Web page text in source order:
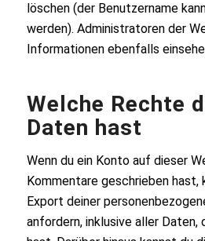
löschen (der Benutzername
werden). Administratoren der
Informationen ebenfalls
Welche Rechte
Daten hast
Wenn du ein Konto auf dieser
Kommentare geschrieben hast,
Export deiner
anfordern, inklusive aller